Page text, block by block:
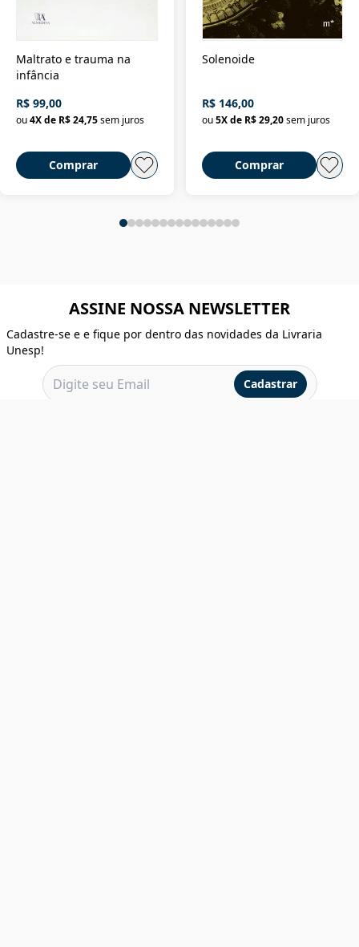
Maltrato e trauma na
infância
R$ 99,00
ou4X de R$ 24,75sem juros
Comprar
Solenoide
R$ 146,00
ou 5X de R$ 29,20 sem juros
Comprar
ASSINE NOSSA NEWSLETTER
Cadastre-se e e fique por dentro das novidades da Livraria
Unesp!
Cadastrar